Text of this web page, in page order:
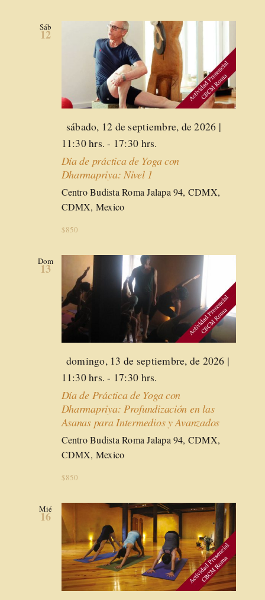
Sáb
12
Destacado
sábado, 12 de septiembre, de 2026 |
11:30 hrs. - 17:30 hrs.
Día de práctica de Yoga con
Dharmapriya: Nivel 1
Centro Budista RomaJalapa 94, CDMX,
CDMX, Mexico
$850
Dom
13
Destacado
domingo, 13 de septiembre, de 2026 |
11:30 hrs. - 17:30 hrs.
Día de Práctica de Yoga con
Dharmapriya: Profundización en las
Asanas para Intermedios y Avanzados
Centro Budista RomaJalapa 94, CDMX,
CDMX, Mexico
$850
Mié
16